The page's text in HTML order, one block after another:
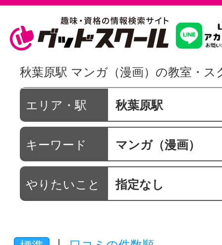
習いたいこ
スクールを
駅・路線か
通信講座を
体験レッス
秋葉原駅 マンガ（漫画）の教室・ス
エリア・駅 秋葉原駅
キーワード マンガ（漫画）
やりたいこと 指定なし